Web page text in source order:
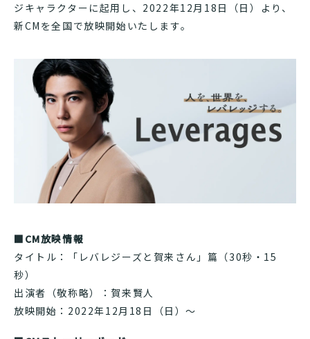
ジキャラクターに起用し、2022年12月18日（日）より、
新CMを全国で放映開始いたします。
■CM放映情報
タイトル：「レバレジーズと賀来さん」篇（30秒・15
秒）
出演者（敬称略）：賀来賢人
放映開始：2022年12月18日（日）～